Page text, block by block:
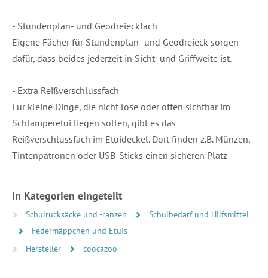
- Stundenplan- und Geodreieckfach
Eigene Fächer für Stundenplan- und Geodreieck sorgen
dafür, dass beides jederzeit in Sicht- und Griffweite ist.
- Extra Reißverschlussfach
Für kleine Dinge, die nicht lose oder offen sichtbar im
Schlamperetui liegen sollen, gibt es das
Reißverschlussfach im Etuideckel. Dort finden z.B. Münzen,
Tintenpatronen oder USB-Sticks einen sicheren Platz
In Kategorien eingeteilt
Schulrucksäcke und -ranzen
Schulbedarf und Hilfsmittel
Federmäppchen und Etuis
Hersteller
coocazoo